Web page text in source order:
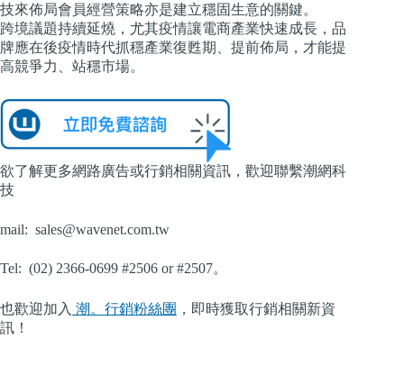
技來佈局會員經營策略亦是建立穩固生意的關鍵。
跨境議題持續延燒，尤其疫情讓電商產業快速成長，品
牌應在後疫情時代抓穩產業復甦期、提前佈局，才能提
高競爭力、站穩市場。
欲了解更多網路廣告或行銷相關資訊，歡迎聯繫潮網科
技
mail: sales@wavenet.com.tw
Tel: (02) 2366-0699 #2506 or #2507。
也歡迎加入 潮。行銷粉絲團 ，即時獲取行銷相關新資
訊！